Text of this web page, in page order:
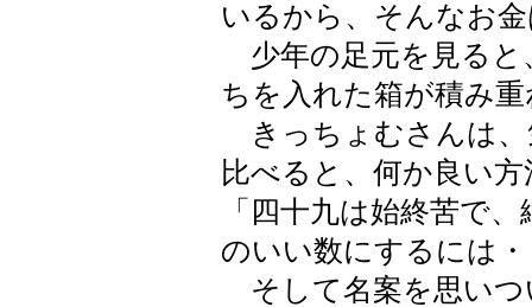
いるから、そんなお
少年の足元を見ると
ちを入れた箱が積み
きっちょむさんは、
比べると、何か良い
「四十九は始終苦で
のいい数にするには
そして名案を思いつ